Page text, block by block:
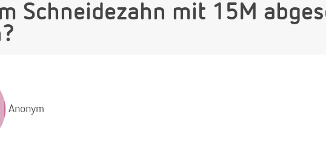
Schneidezahn mit 15M
Anonym